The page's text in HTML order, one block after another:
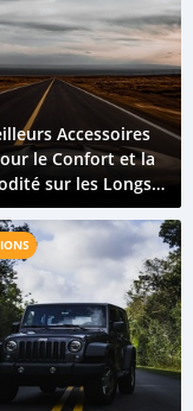
Accessoires
le Confort et la
sur les Longs